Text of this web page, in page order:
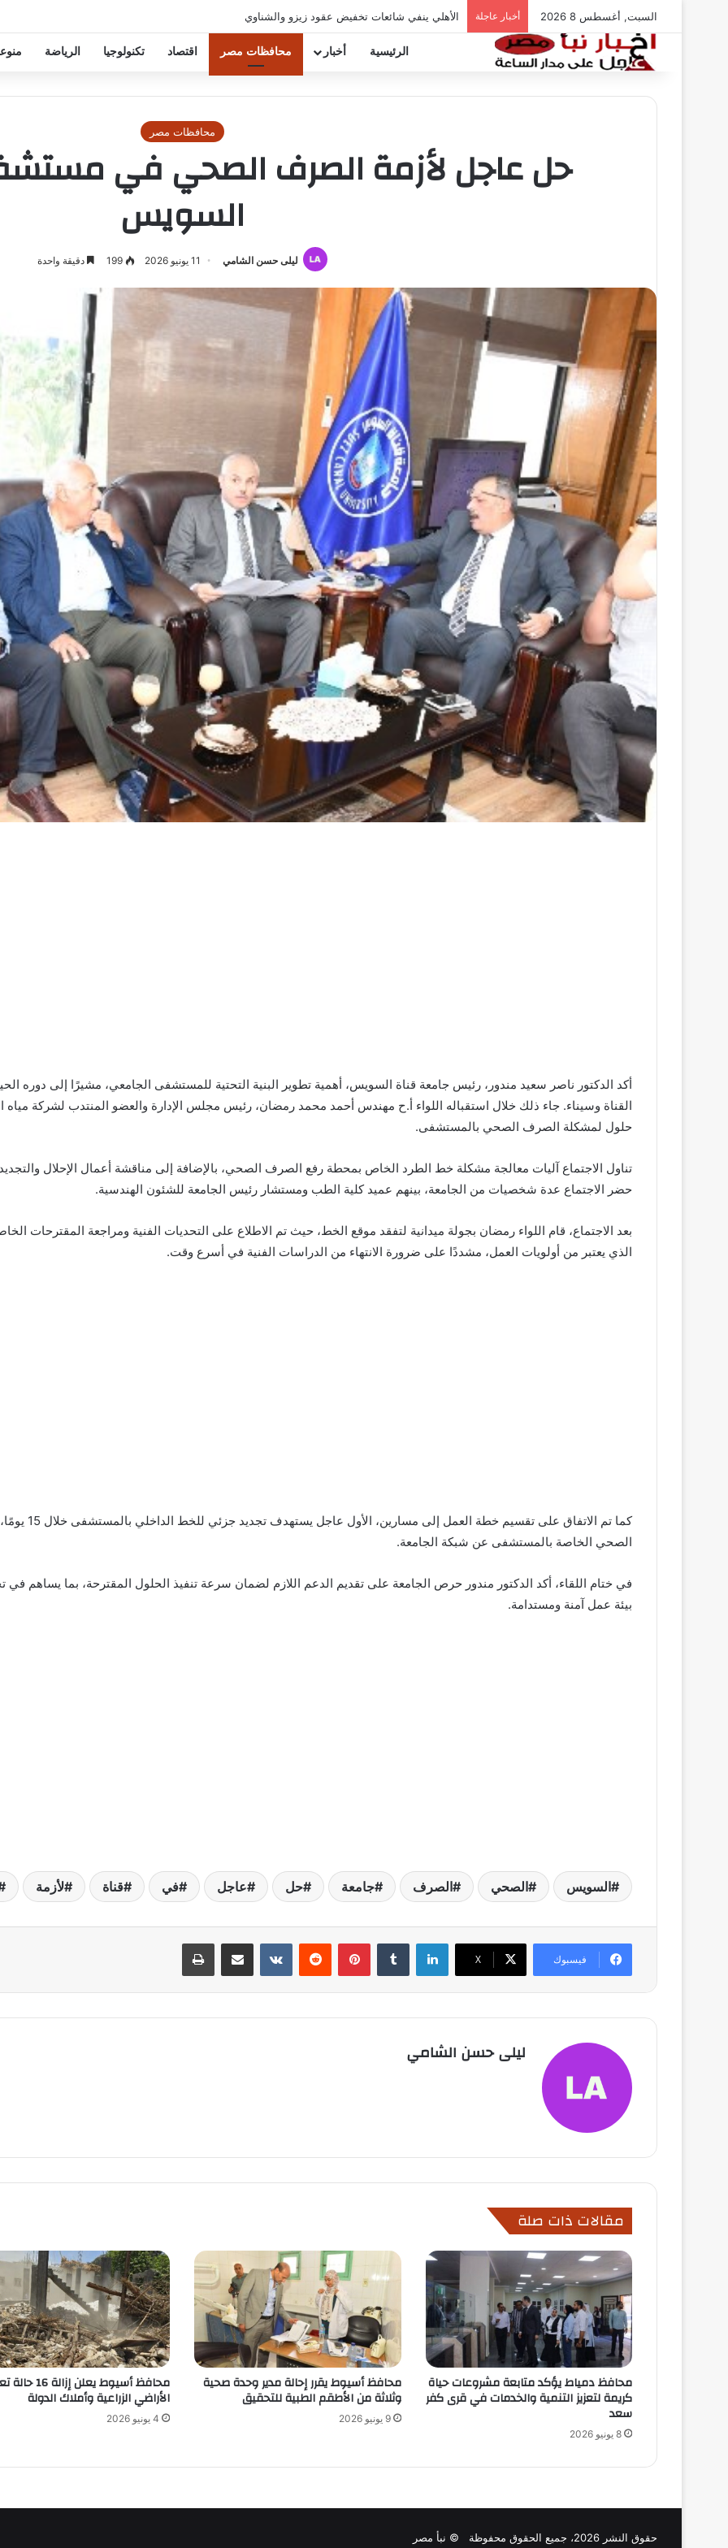
السبت, أغسطس 8 2026 أخبار عاجلة الأهلي ينفي شائعات تخفيض عقود زيزو والشناوي
الرئيسية أخبار محافظات مصر اقتصاد تكنولوجيا الرياضة
محافظات مصر
حل عاجل لأزمة الصرف الصحي في
السويس
ليلى حسن الشامي 11 يونيو 2026 199 دقيقة واحدة
أكد الدكتور ناصر سعيد مندور، رئيس جامعة قناة السويس، أهمية تطوير البنية التحتية للمستشفى الجامعي، مشيرًا إلى دوره
القناة وسيناء. جاء ذلك خلال استقباله اللواء أ.ح مهندس أحمد محمد رمضان، رئيس مجلس الإدارة والعضو المنتدب لشركة
حلول لمشكلة الصرف الصحي بالمستشفى.
تناول الاجتماع آليات معالجة مشكلة خط الطرد الخاص بمحطة رفع الصرف الصحي، بالإضافة إلى مناقشة أعمال الإحلال
حضر الاجتماع عدة شخصيات من الجامعة، بينهم عميد كلية الطب ومستشار رئيس الجامعة للشئون الهندسية.
بعد الاجتماع، قام اللواء رمضان بجولة ميدانية لتفقد موقع الخط، حيث تم الاطلاع على التحديات الفنية ومراجعة المقترحات
الذي يعتبر من أولويات العمل، مشددًا على ضرورة الانتهاء من الدراسات الفنية في أسرع وقت.
كما تم
الصحي الخاصة بالمستشفى عن شبكة الجامعة.
في ختام اللقاء، أكد الدكتور مندور حرص الجامعة على تقديم الدعم اللازم لضمان سرعة تنفيذ الحلول المقترحة، بما
بيئة عمل آمنة ومستدامة.
السويس الصحي الصرف جامعة حل عاجل في قناة لأزمة
فيسبوك X
لينكدإن بينتيريست مشاركة عبر البريد طباعة
ليلى حسن الشامي
مقالات ذات صلة
محافظ دمياط يؤكد متابعة مشروعات حياة
كريمة لتعزيز التنمية والخدمات في قرى كفر
سعد
8 يونيو 2026
محافظ أسيوط يقرر إحالة مدير وحدة صحية
وثلاثة من الأطقم الطبية للتحقيق
9 يونيو 2026
محافظ أسيوط يعلن
الأراضي الزراعية وأملاك الدولة
4 يونيو 2026
حقوق النشر 2026، جميع الحقوق محفوظة © نبأ مصر